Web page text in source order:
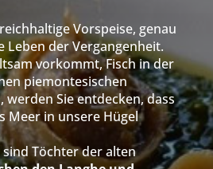
Vorspeise, genau
Leben der Vergangenheit.
vorkommt, Fisch in der
piemontesischen
werden Sie entdecken, dass
Meer in unsere Hügel
Töchter der alten